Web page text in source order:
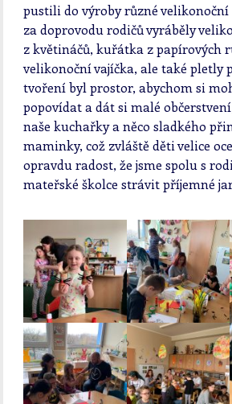
pustili do výroby různé velikonoční
za doprovodu rodičů vyráběly
z květináčů, kuřátka z papírových
velikonoční vajíčka, ale také pletly
tvoření byl prostor, abychom si
popovídat a dát si malé
naše kuchařky a něco sladkého
maminky, což zvláště děti velice
opravdu radost, že jsme spolu s
mateřské školce strávit příjemné